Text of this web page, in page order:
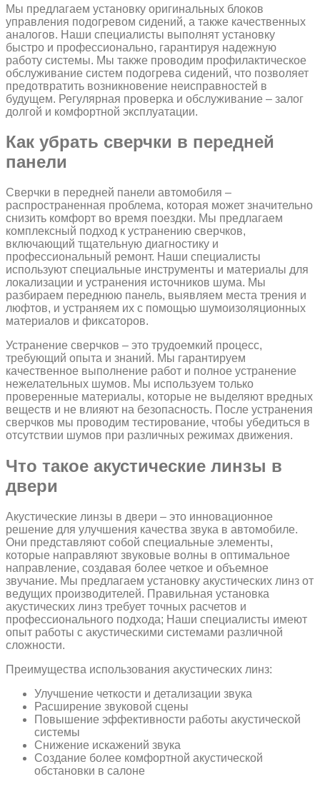
Мы предлагаем установку оригинальных блоков
управления подогревом сидений, а также качественных
аналогов. Наши специалисты выполнят установку
быстро и профессионально, гарантируя надежную
работу системы. Мы также проводим профилактическое
обслуживание систем подогрева сидений, что позволяет
предотвратить возникновение неисправностей в
будущем. Регулярная проверка и обслуживание – залог
долгой и комфортной эксплуатации.
Как убрать сверчки в передней
панели
Сверчки в передней панели автомобиля –
распространенная проблема, которая может значительно
снизить комфорт во время поездки. Мы предлагаем
комплексный подход к устранению сверчков,
включающий тщательную диагностику и
профессиональный ремонт. Наши специалисты
используют специальные инструменты и материалы для
локализации и устранения источников шума. Мы
разбираем переднюю панель, выявляем места трения и
люфтов, и устраняем их с помощью шумоизоляционных
материалов и фиксаторов.
Устранение сверчков – это трудоемкий процесс,
требующий опыта и знаний. Мы гарантируем
качественное выполнение работ и полное устранение
нежелательных шумов. Мы используем только
проверенные материалы, которые не выделяют вредных
веществ и не влияют на безопасность. После устранения
сверчков мы проводим тестирование, чтобы убедиться в
отсутствии шумов при различных режимах движения.
Что такое акустические линзы в
двери
Акустические линзы в двери – это инновационное
решение для улучшения качества звука в автомобиле.
Они представляют собой специальные элементы,
которые направляют звуковые волны в оптимальное
направление, создавая более четкое и объемное
звучание. Мы предлагаем установку акустических линз от
ведущих производителей. Правильная установка
акустических линз требует точных расчетов и
профессионального подхода; Наши специалисты имеют
опыт работы с акустическими системами различной
сложности.
Преимущества использования акустических линз:
Улучшение четкости и детализации звука
Расширение звуковой сцены
Повышение эффективности работы акустической
системы
Снижение искажений звука
Создание более комфортной акустической
обстановки в салоне